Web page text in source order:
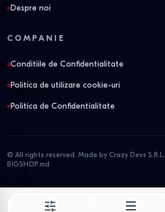
Despre noi
COMPANIE
Conditiile de Confidentialitate
Politica de utilizare cookie-uri
Politica de Confidentialitate
© All rights reserved. Made by Crazy Devs S.R.L.
BIGSHOP.md